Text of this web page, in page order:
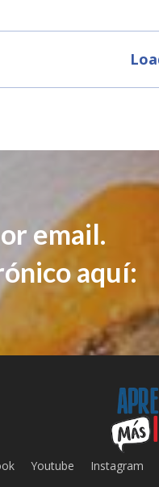
email.
aquí:
Youtube Instagram